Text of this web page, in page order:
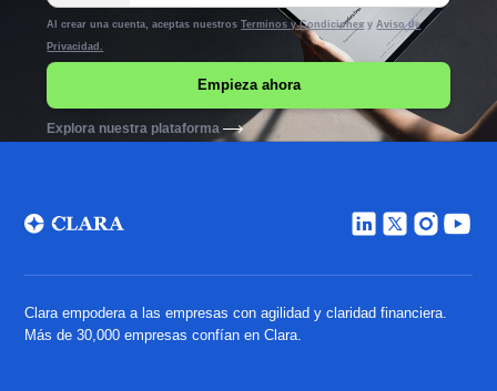
Al crear una cuenta, aceptas nuestrosTerminos y CondicionesyAviso de
Privacidad.
Explora nuestra plataforma
Clara empodera a las empresas con agilidad y claridad financiera.
Más de 30,000 empresas confían en Clara.